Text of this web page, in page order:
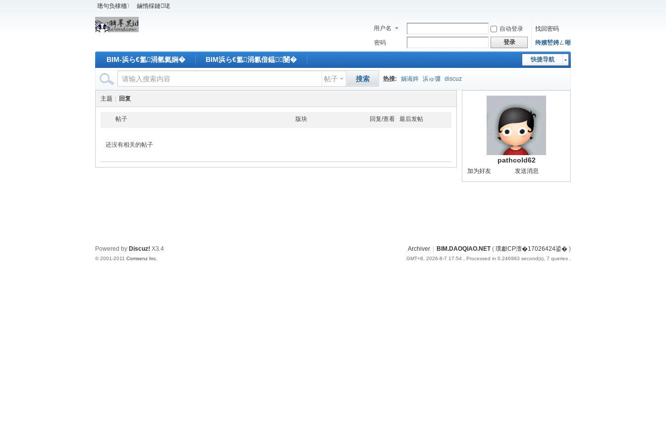
璁句负棣栭〉 鏀惰棌鏈珯
用户名 自动登录
找回密码
密码
登录 绔嬪嵆娉ㄥ唽
快捷导航
BIM-浜ら€氳涓氫氦娴� BIM浜ら€氳涓氱偣鎾闄�
帖子 搜索 热搜: 娲诲姩 浜ゅ弸 discuz
主题 回复
帖子 版块 回复/查看 最后发帖
还没有相关的帖子
pathcold62
加为好友 发送消息
Archiver BIM.DAOQIAO.NET( 璞獻CP澶�17026424鍙� )
GMT+8, 2026-8-7 17:54 , Processed in 0.246983 second(s), 7 queries .
Powered by Discuz! X3.4
© 2001-2011 Comsenz Inc.